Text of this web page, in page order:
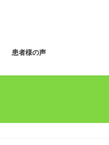
患者様の声